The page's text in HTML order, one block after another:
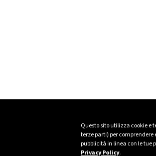
Questo sito utilizza cookie e
terze parti) per comprendere
pubblicità in linea con le tue
Privacy Policy.